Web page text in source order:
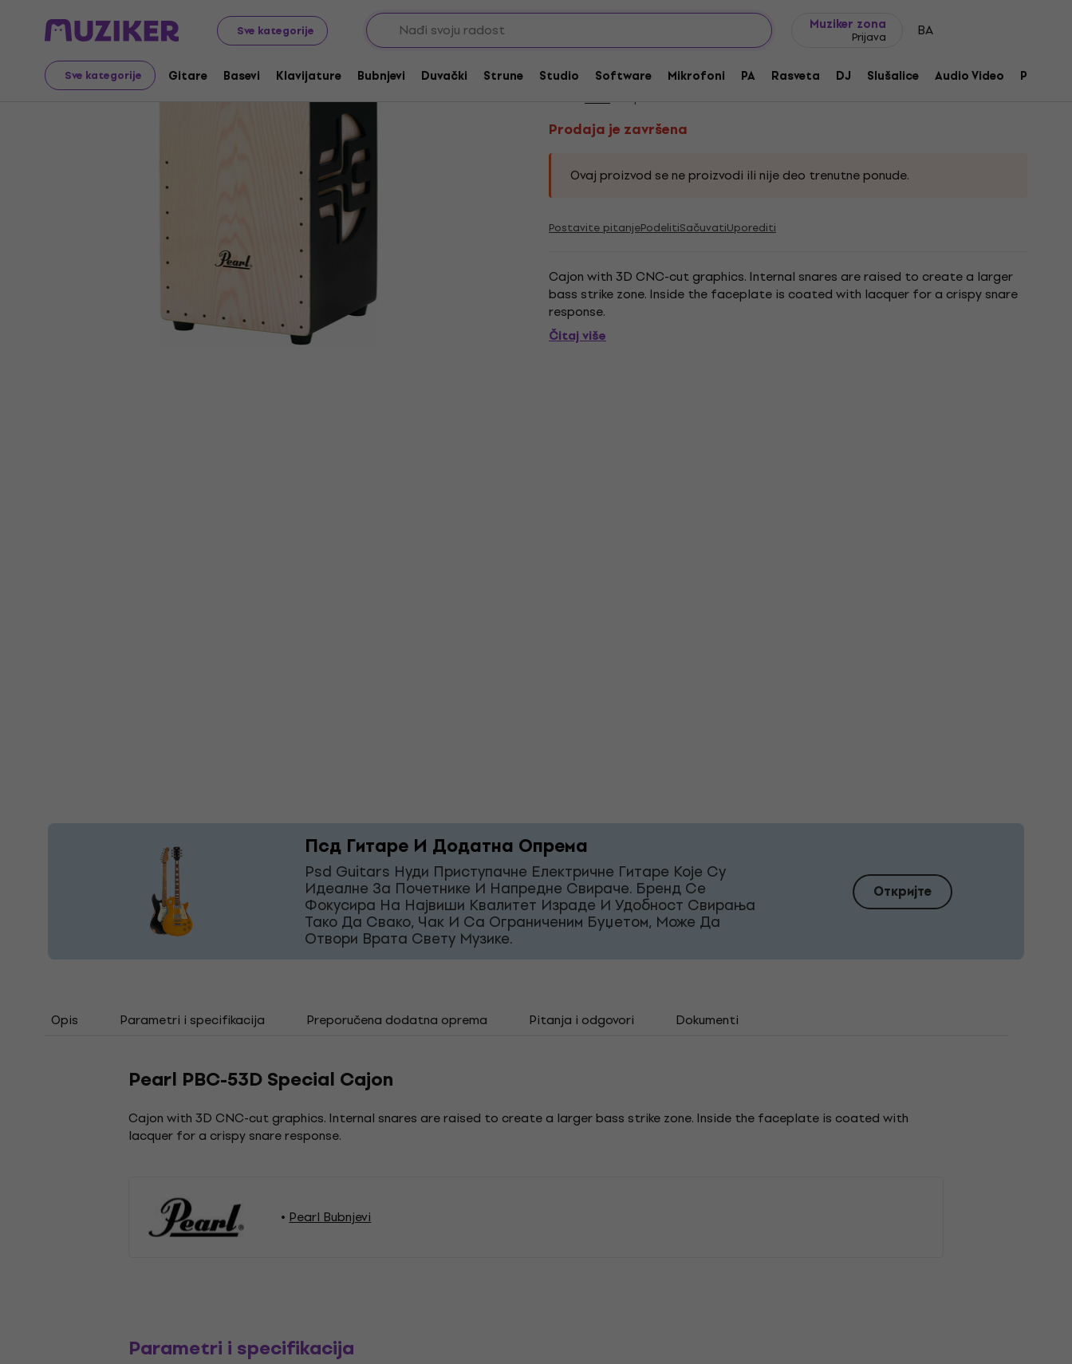
Sve kategorije
Muziker zona
Prijava BA
Sve kategorije Gitare Basevi Klavijature Bubnjevi Duvački Strune Studio Software Mikrofoni PA Rasveta DJ Slušalice Audio Video Pribor
Muzički instrumenti Bubnjevi Udaraljke Kahoni Special Cajon
Prodaja je završena
Prodaja je završena
Pearl PBC-53D Special Cajon
Kod proizvoda:
Prodaja je završena
Ovaj proizvod se ne proizvodi ili nije deo trenutne ponude.
Postavite pitanjePodelitiSačuvatiUporediti
Cajon with 3D CNC-cut graphics. Internal snares are raised to create a larger
bass strike zone. Inside the faceplate is coated with lacquer for a crispy snare
response.
Čitaj više
Псд Гитаре И Додатна Опрема
Psd Guitars Нуди Приступачне Електричне Гитаре Које Су
Идеалне За Почетнике И Напредне Свираче. Бренд Се
Фокусира На Највиши Квалитет Израде И Удобност Свирања
Тако Да Свако, Чак И Са Ограниченим Буџетом, Може Да
Отвори Врата Свету Музике.
Откријте
Opis Parametri i specifikacija Preporučena dodatna oprema Pitanja i odgovori Dokumenti
Pearl PBC-53D Special Cajon
Cajon with 3D CNC-cut graphics. Internal snares are raised to create a larger bass strike zone. Inside the faceplate is coated with
lacquer for a crispy snare response.
Pearl Bubnjevi
Parametri i specifikacija